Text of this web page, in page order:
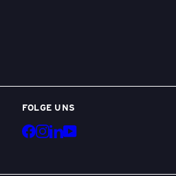
FOLGE UNS
Facebook
Instagram
LinkedIn
YouTube